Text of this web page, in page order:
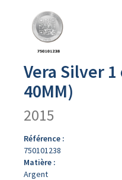
produit
Vera Silver 1
40MM)
2015
Référence :
750101238
Matière :
Argent